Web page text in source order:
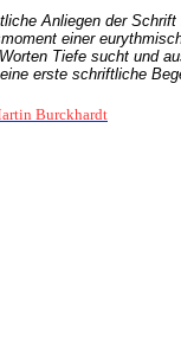
Anliegen der
einer
Tiefe sucht und
erste schriftliche
Burckhardt